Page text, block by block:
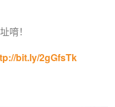
唷！
bit.ly/2gGfsTk